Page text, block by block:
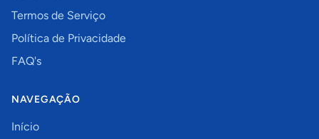
Termos de Serviço
Política de Privacidade
FAQ's
NAVEGAÇÃO
Início